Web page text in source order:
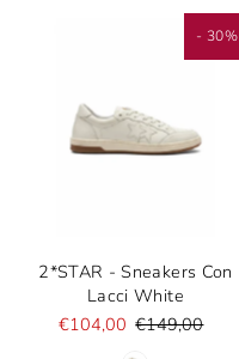
- 30%
2*STAR - Sneakers Con
Lacci White
€104,00 €149,00